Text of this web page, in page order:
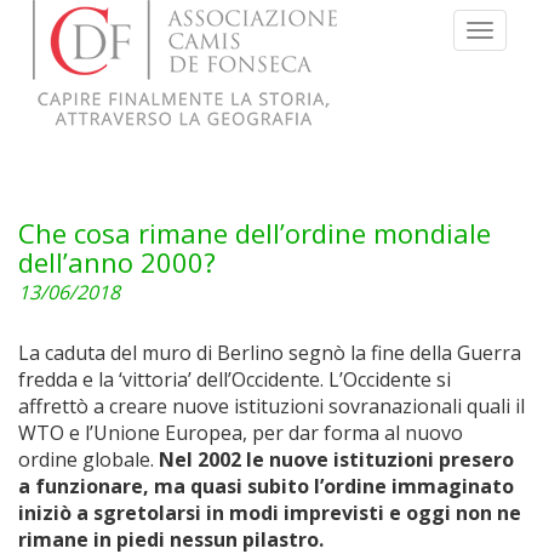
Menu
Che cosa rimane dell’ordine mondiale
dell’anno 2000?
13/06/2018
La caduta del muro di Berlino segnò la fine della Guerra
fredda e la ‘vittoria’ dell’Occidente. L’Occidente si
affrettò a creare nuove istituzioni sovranazionali quali il
WTO e l’Unione Europea, per dar forma al nuovo
ordine globale. Nel 2002 le nuove istituzioni presero
a funzionare, ma quasi subito l’ordine immaginato
iniziò a sgretolarsi in modi imprevisti e oggi non ne
rimane in piedi nessun pilastro.